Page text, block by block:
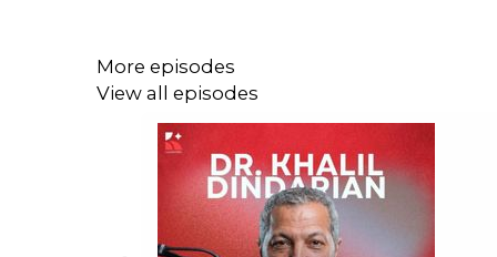
More episodes
View all episodes